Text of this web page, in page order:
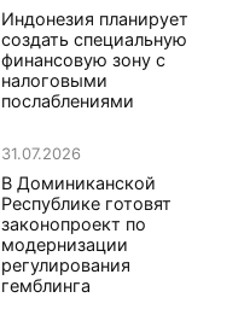
Индонезия планирует
создать специальную
финансовую зону с
налоговыми
послаблениями
31.07.2026
В Доминиканской
Республике готовят
законопроект по
модернизации
регулирования
гемблинга